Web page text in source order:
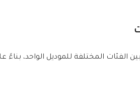
الفئات المختلفة للموديل الواحد، بناءً